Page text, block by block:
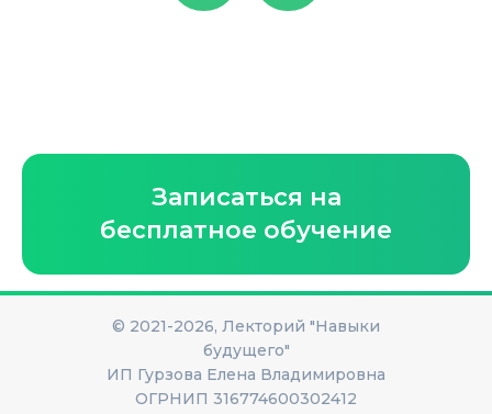
Записаться на
бесплатное обучение
© 2021-2026, Лекторий "Навыки
будущего"
ИП Гурзова Елена Владимировна
ОГРНИП 316774600302412